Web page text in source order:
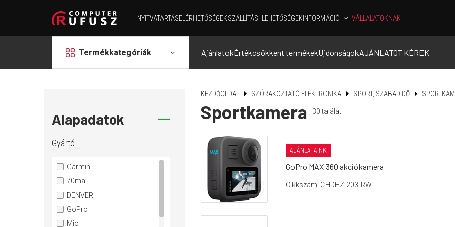
NYITVATARTÁSELÉRHETŐSÉGEKSZÁLLÍTÁSI LEHETŐSÉGEKINFORMÁCIÓ VÁLLALATOKNAK
grid Termékkategóriák AjánlatokÉrtékcsökkent termékekÚjdonságokAJÁNLATOT KÉREK
KEZDŐOLDAL SZÓRAKOZTATÓ ELEKTRONIKA SPORT, SZABADIDŐ
Sportkamera 30 találat
AJÁNLATAINK
GoPro MAX 360 akciókamera
Cikkszám: CHDHZ-203-RW
Alapadatok
Gyártó
Garmin
70mai
DENVER
GoPro
Mio